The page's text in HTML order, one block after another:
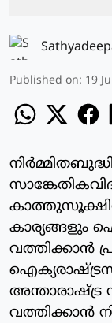
Published on: 19
കാര്യങ്ങളും
വത്തിക്കാന്‍
വത്തിക്കാന്‍